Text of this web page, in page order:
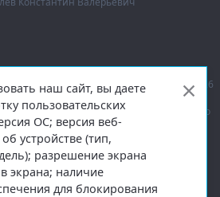
агентство Регион 29»,
© 2016–2026
ответственностью «Агентство
средств массовой
от 09.11.2018 выдано Федеральной
связи, информационных технологий
наш сайт, вы даете
пользовательских
ОС; версия веб-
устройстве (тип,
разрешение экрана
экрана; наличие
для блокирования